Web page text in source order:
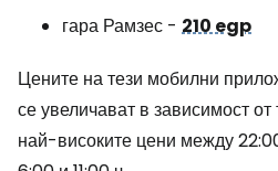
гара Рамзес - 210 egp
Цените на тези мобилни
се увеличават в зависимост
най-високите цени между